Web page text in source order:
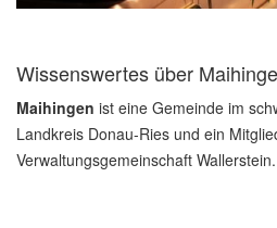
Wissenswertes über
Maihingen ist eine Gemeinde im
Landkreis Donau-Ries und ein
Verwaltungsgemeinschaft Wallerstein.